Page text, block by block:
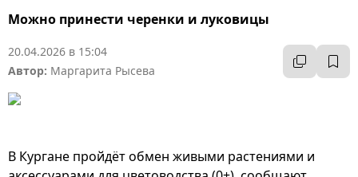
Можно принести черенки и луковицы
20.04.2026 в 15:04
Автор: Маргарита Рысева
В Кургане пройдёт обмен живыми растениями и